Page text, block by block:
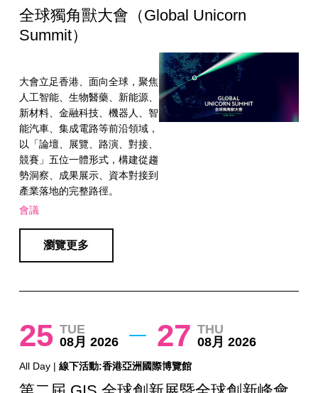
全球獨角獸大會（Global Unicorn
Summit）
大會立足香港、面向全球，聚焦
人工智能、生物醫藥、新能源、
新材料、金融科技、機器人、智
能汽車、集成電路等前沿領域，
以「論壇、展覽、路演、對接、
競賽」五位一體形式，構建從趨
勢洞察、成果展示、資本對接到
產業落地的完整路徑。
會議
瀏覽更多
25 TUE
08月 2026
27 THU
08月 2026
All Day | 線下活動:香港亞洲國際博覽館